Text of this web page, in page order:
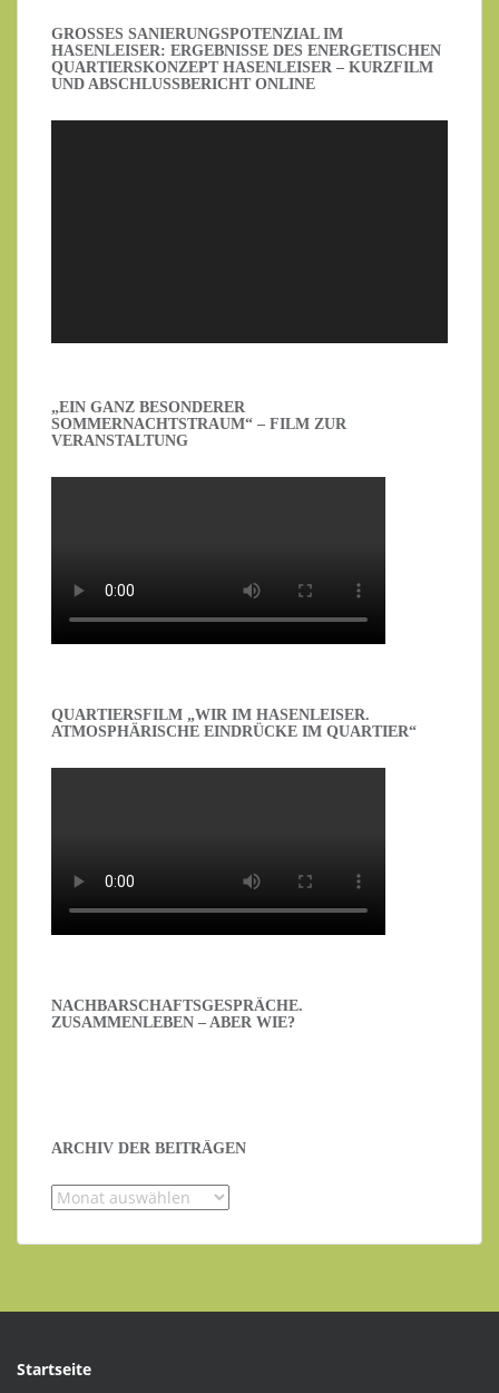
GROSSES SANIERUNGSPOTENZIAL IM H
ASENLEISER: ERGEBNISSE DES ENERGETISCHEN Q
UARTIERSKONZEPT HASENLEISER – KURZFILM U
ND ABSCHLUSSBERICHT ONLINE
„EIN GANZ BESONDERER
SOMMERNACHTSTRAUM“ – FILM ZUR
VERANSTALTUNG
QUARTIERSFILM „WIR IM HASENLEISER.
ATMOSPHÄRISCHE EINDRÜCKE IM QUARTIER“
NACHBARSCHAFTSGESPRÄCHE.
ZUSAMMENLEBEN – ABER WIE?
ARCHIV DER BEITRÄGEN
Archiv
Beiträgen
Startseite